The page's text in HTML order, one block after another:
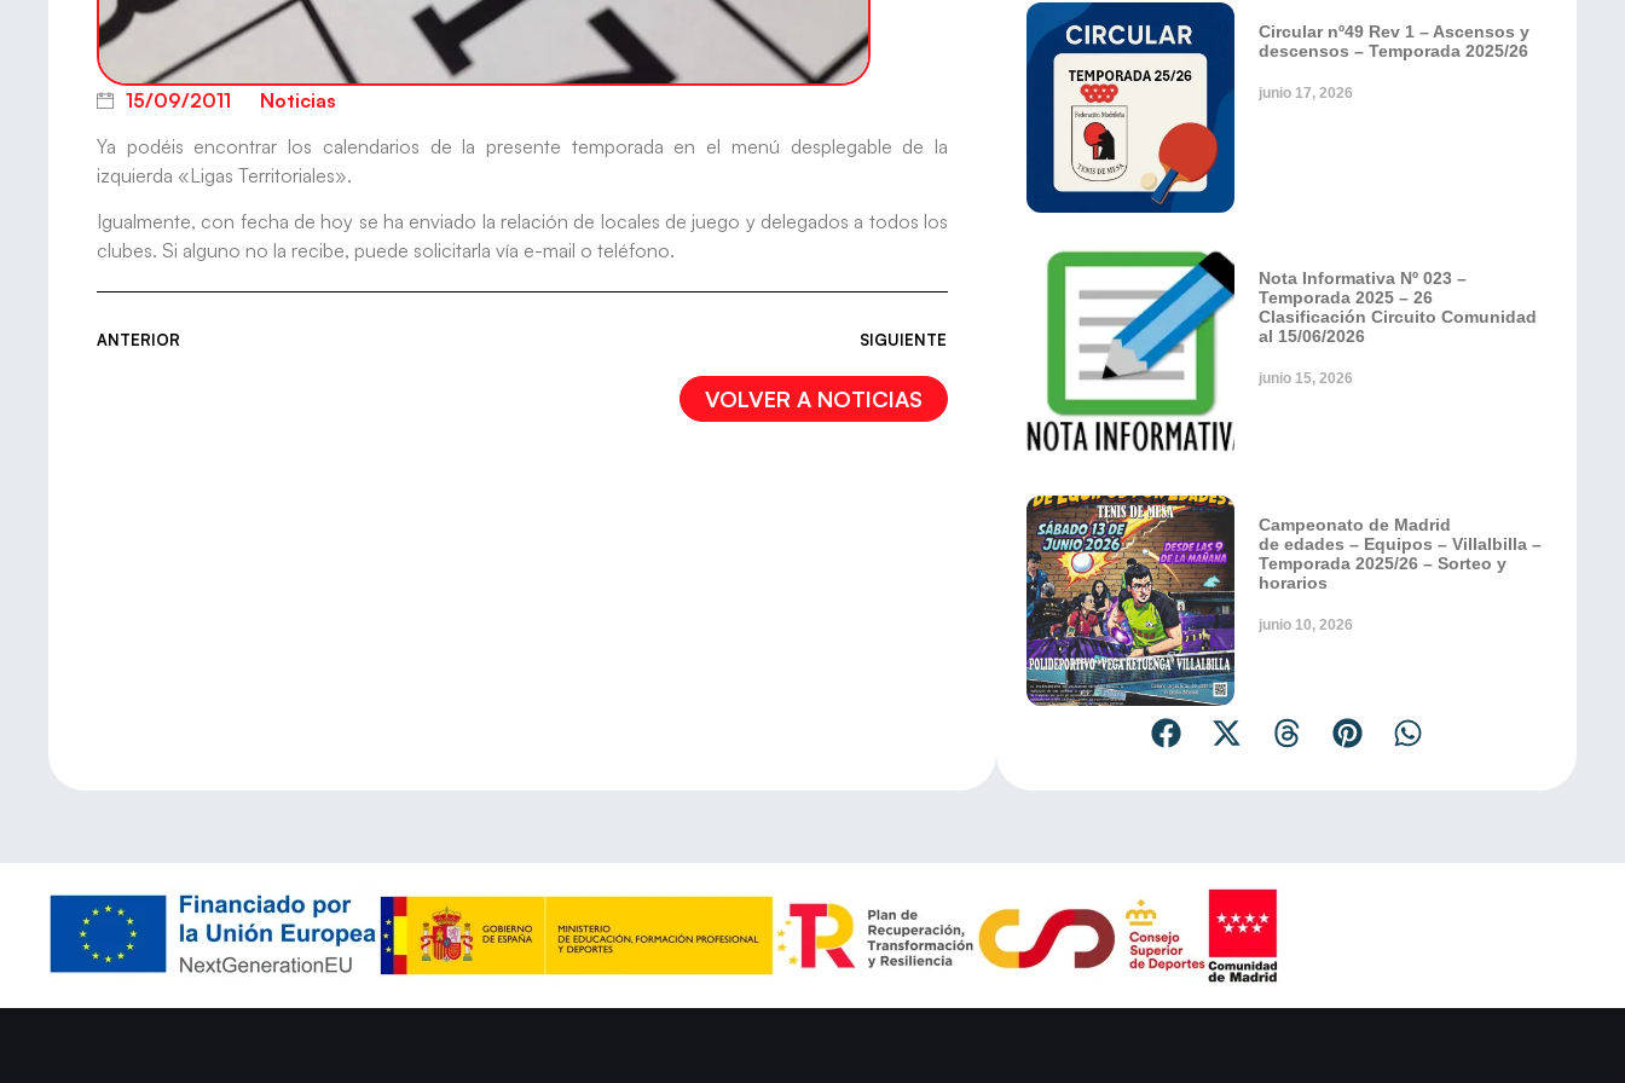
15/09/2011
Noticias
Ya podéis encontrar los calendarios de la presente temporada en el menú desplegable de la
izquierda «Ligas Territoriales».
Igualmente, con fecha de hoy se ha enviado la relación de locales de juego y delegados a todos los
clubes. Si alguno no la recibe, puede solicitarla vía e-mail o teléfono.
ANTERIOR SIGUIENTE
VOLVER A NOTICIAS
Circular nº49 Rev 1 – Ascensos y
descensos – Temporada 2025/26
junio 17, 2026
Nota Informativa Nº 023 –
Temporada 2025 – 26
Clasificación Circuito Comunidad
al 15/06/2026
junio 15, 2026
Campeonato de Madrid
de edades – Equipos – Villalbilla –
Temporada 2025/26 – Sorteo y
horarios
junio 10, 2026